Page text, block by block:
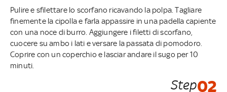
Pulire e sfilettare lo scorfano ricavando la polpa. Tagliare
finemente la cipolla e farla appassire in una padella capiente
con una noce di burro. Aggiungere i filetti di scorfano,
cuocere su ambo i lati e versare la passata di pomodoro.
Coprire con un coperchio e lasciar andare il sugo per 10
minuti.
Step02